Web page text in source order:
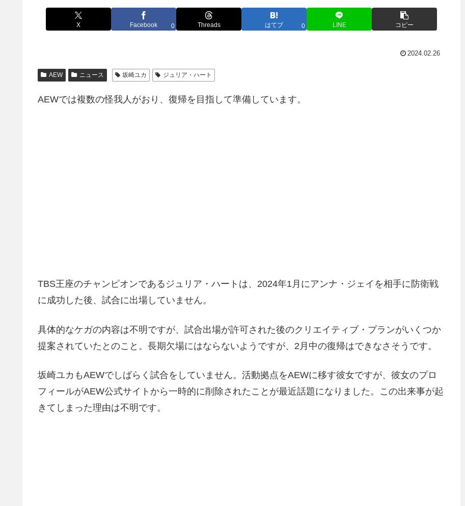
X Facebook 0 Threads はてブ 0 LINE コピー
2024.02.26
AEW ニュース 坂崎ユカ ジュリア・ハート
AEWでは複数の怪我人がおり、復帰を目指して準備しています。
TBS王座のチャンピオンであるジュリア・ハートは、2024年1月にアンナ・ジェイを相手に防衛戦
に成功した後、試合に出場していません。
具体的なケガの内容は不明ですが、試合出場が許可された後のクリエイティブ・プランがいくつか
提案されていたとのこと。長期欠場にはならないようですが、2月中の復帰はできなさそうです。
坂崎ユカもAEWでしばらく試合をしていません。活動拠点をAEWに移す彼女ですが、彼女のプロ
フィールがAEW公式サイトから一時的に削除されたことが最近話題になりました。この出来事が起
きてしまった理由は不明です。